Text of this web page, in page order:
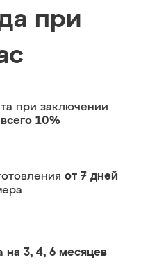
при
при заключении
всего 10%
от 7 дней
на 3, 4, 6 месяцев